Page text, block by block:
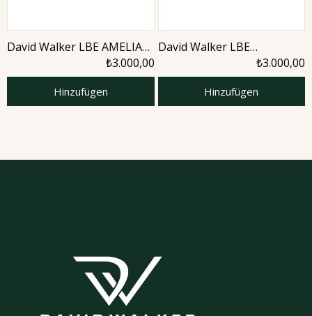
David Walker LBE AMELIA
₺3.000,00
Hinzufügen
David Walker LBE
AMETHYTS 50ML Unisex
Parfüm
₺3.000,00
Hinzufügen